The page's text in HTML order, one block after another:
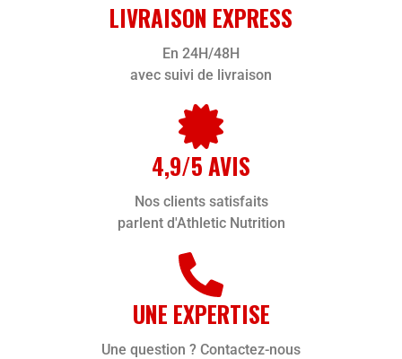
LIVRAISON EXPRESS
En 24H/48H
avec suivi de livraison
4,9/5 AVIS
Nos clients satisfaits
parlent d'Athletic Nutrition
UNE EXPERTISE
Une question ? Contactez-nous